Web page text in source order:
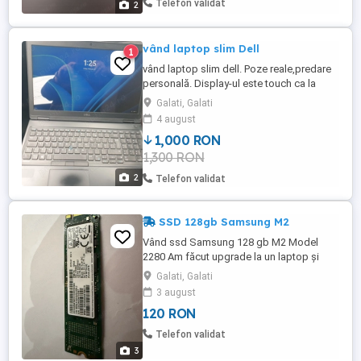
2 Telefon validat
2
1 vând laptop slim Dell
vând laptop slim dell. Poze reale,predare
personală. Display-ul este touch ca la
telefon,tabletă,etc.
Galati, Galati
4 august
1,000 RON
1,300 RON
Telefon validat
3
SSD 128gb Samsung M2
Vând ssd Samsung 128 gb M2 Model
2280 Am făcut upgrade la un laptop și
acum stă degeaba în sertar. Are windows
10 Home instalat. stare perfectă de
funcționare. Preț fix
Galati, Galati
3 august
120 RON
Telefon validat